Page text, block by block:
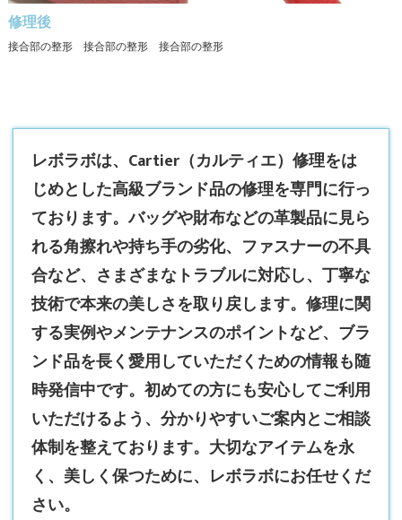
修理後
接合部の整形 接合部の整形 接合部の整形
レボラボは、 Cartier（カルティエ）修理をは
じめとした高級ブランド品の修理を専門に行っ
ております。バッグや財布などの革製品に見ら
れる角擦れや持ち手の劣化、ファスナーの不具
合など、さまざまなトラブルに対応し、丁寧な
技術で本来の美しさを取り戻します。修理に関
する実例やメンテナンスのポイントなど、ブラ
ンド品を長く愛用していただくための情報も随
時発信中です。初めての方にも安心してご利用
いただけるよう、分かりやすいご案内とご相談
体制を整えております。大切なアイテムを永
く、美しく保つために、レボラボにお任せくだ
さい。